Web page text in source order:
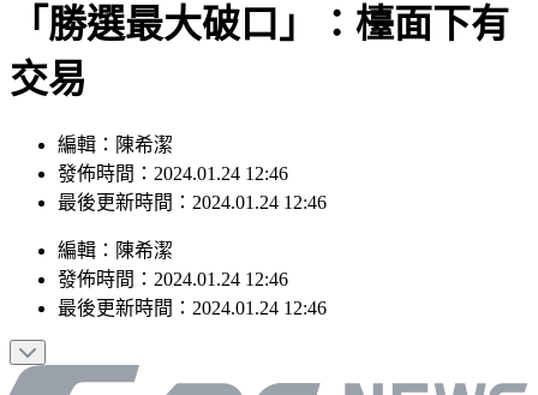
「勝選最大破口」：檯面下有
交易
編輯：陳希潔
發佈時間：2024.01.24 12:46
最後更新時間：2024.01.24 12:46
編輯 ： 陳希潔
發佈時間： 2024.01.24 12:46
最後更新時間： 2024.01.24 12:46